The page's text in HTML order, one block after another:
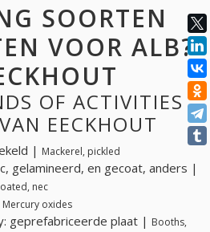
SOORTEN
VOOR ALB?
OF ACTIVITIES
EECKHOUT
| Mackerel, pickled
gelamineerd, en gecoat, anders |
nec
Mercury oxides
geprefabriceerde plaat | Booths,